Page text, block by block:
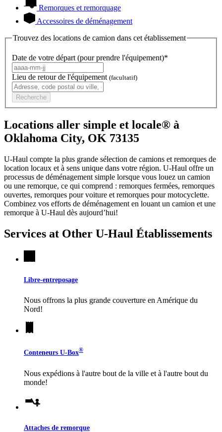
Remorques et remorquage
Accessoires de déménagement
Trouvez des locations de camion dans cet établissement
Date de votre départ (pour prendre l'équipement)*
Lieu de retour de l'équipement (facultatif)
Recherche
Locations aller simple et locale® à
Oklahoma City, OK 73135
U-Haul compte la plus grande sélection de camions et remorques de
location locaux et à sens unique dans votre région. U-Haul offre un
processus de déménagement simple lorsque vous louez un camion
ou une remorque, ce qui comprend : remorques fermées, remorques
ouvertes, remorques pour voiture et remorques pour motocyclette.
Combinez vos efforts de déménagement en louant un camion et une
remorque à U-Haul dès aujourd’hui!
Services at Other U-Haul Établissements
Libre-entreposage
Nous offrons la plus grande couverture en Amérique du
Nord!
Conteneurs U-Box®
Nous expédions à l'autre bout de la ville et à l'autre bout du
monde!
Attaches de remorque